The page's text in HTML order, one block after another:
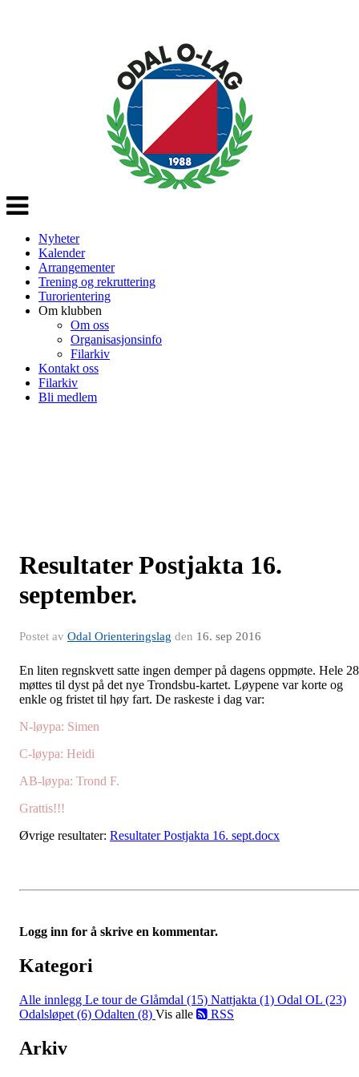
Veksle
navigasjon
Nyheter
Kalender
Arrangementer
Trening og rekruttering
Turorientering
Om klubben
Om oss
Organisasjonsinfo
Filarkiv
Kontakt oss
Filarkiv
Bli medlem
Resultater Postjakta 16.
september.
Postet av Odal Orienteringslag den 16. sep 2016
En liten regnskvett satte ingen demper på dagens oppmøte. Hele 28
møttes til dyst på det nye Trondsbu-kartet. Løypene var korte og
enkle og fristet til høy fart. De raskeste i dag var:
N-løypa: Simen
C-løypa: Heidi
AB-løypa: Trond F.
Grattis!!!
Øvrige resultater: Resultater Postjakta 16. sept.docx
Logg inn for å skrive en kommentar.
Kategori
Alle innlegg Le tour de Glåmdal (15) Nattjakta (1) Odal OL (23)
Odalsløpet (6) Odalten (8) Vis alle RSS
Arkiv